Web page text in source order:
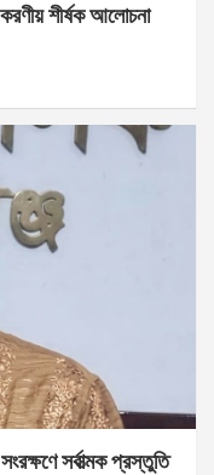
শীর্ষক আলোচনা
সর্বাত্মক প্রস্তুতি